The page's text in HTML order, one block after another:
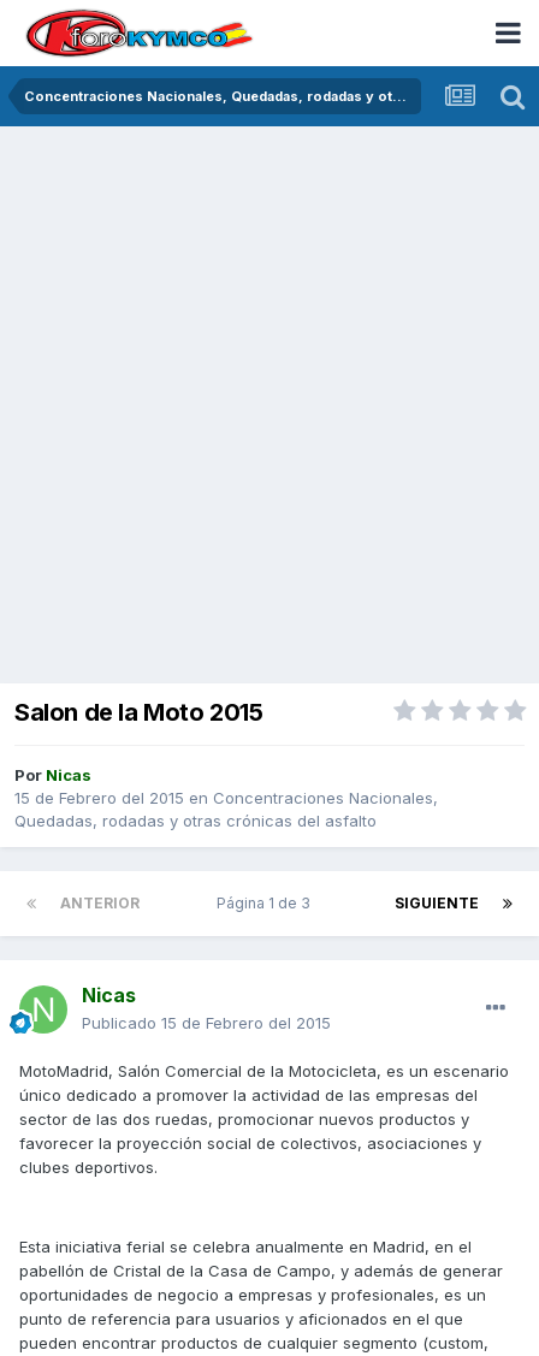
Concentraciones Nacionales, Quedadas, rodadas y otras crónicas del asfalto
Salon de la Moto 2015
Por Nicas
15 de Febrero del 2015 en Concentraciones Nacionales,
Quedadas, rodadas y otras crónicas del asfalto
ANTERIOR SIGUIENTE
Página 1 de 3
Nicas
Publicado 15 de Febrero del 2015
MotoMadrid, Salón Comercial de la Motocicleta, es un escenario
único dedicado a promover la actividad de las empresas del
sector de las dos ruedas, promocionar nuevos productos y
favorecer la proyección social de colectivos, asociaciones y
clubes deportivos.
Esta iniciativa ferial se celebra anualmente en Madrid, en el
pabellón de Cristal de la Casa de Campo, y además de generar
oportunidades de negocio a empresas y profesionales, es un
punto de referencia para usuarios y aficionados en el que
pueden encontrar productos de cualquier segmento (custom,